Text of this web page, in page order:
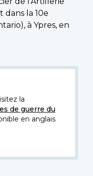
dans la 10e
à Ypres, en
la
de guerre du
en anglais